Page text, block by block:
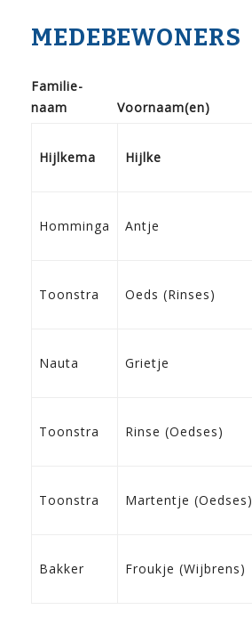
MEDEBEWONERS
Familie­
naam
Voor­naam(en)
Hijlkema Hijlke
Homminga Antje
Toonstra Oeds (Rinses)
Nauta Grietje
Toonstra Rinse (Oedses)
Toonstra Martentje (Oedses)
Bakker Froukje (Wijbrens)